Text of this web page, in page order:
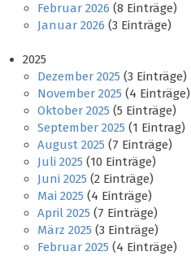
Februar 2026 (8 Einträge)
Januar 2026 (3 Einträge)
2025
Dezember 2025 (3 Einträge)
November 2025 (4 Einträge)
Oktober 2025 (5 Einträge)
September 2025 (1 Eintrag)
August 2025 (7 Einträge)
Juli 2025 (10 Einträge)
Juni 2025 (2 Einträge)
Mai 2025 (4 Einträge)
April 2025 (7 Einträge)
März 2025 (3 Einträge)
Februar 2025 (4 Einträge)